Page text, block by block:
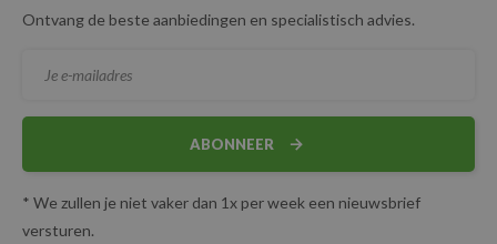
Ontvang de beste aanbiedingen en specialistisch advies.
ABONNEER
* We zullen je niet vaker dan 1x per week een nieuwsbrief
versturen.